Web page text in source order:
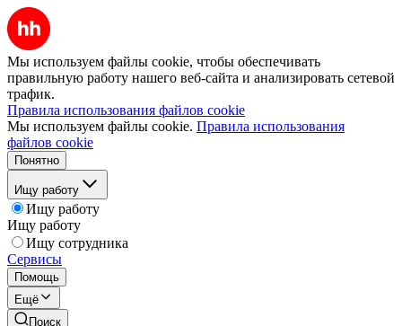
Мы используем файлы cookie, чтобы обеспечивать
правильную работу нашего веб-сайта и анализировать сетевой
трафик.
Правила использования файлов cookie
Мы используем файлы cookie. Правила использования
файлов cookie
Понятно
Ищу работу
Ищу работу
Ищу работу
Ищу сотрудника
Сервисы
Помощь
Ещё
Поиск